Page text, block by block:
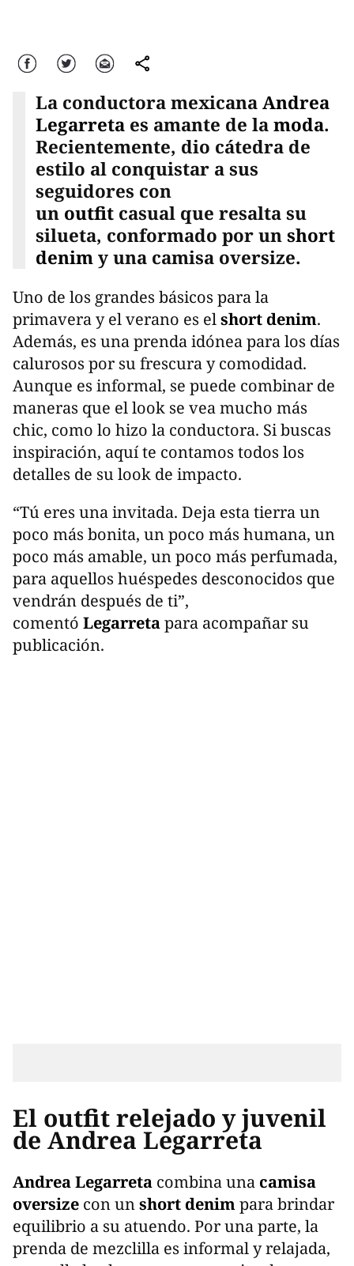
Facebook Twitter Correo comparte
La conductora mexicanaAndrea
Legarreta es amante de lamoda.
Recientemente, dio cátedra de
estilo al conquistar a sus
seguidores con
un outfit casual que resalta su
silueta, conformado por unshort
denimy una camisa oversize.
Uno de los grandes básicos para la
primavera y el verano es elshort denim.
Además, es una prenda idónea para los días
calurosos por su frescura y comodidad.
Aunque es informal, se puede combinar de
maneras que el look se vea mucho más
chic, como lo hizo la conductora. Si buscas
inspiración, aquí te contamos todos los
detalles de su look de impacto.
“Tú eres una invitada. Deja esta tierra un
poco más bonita, un poco más humana, un
poco más amable, un poco más perfumada,
para aquellos huéspedes desconocidos que
vendrán después de ti”,
comentó Legarretapara acompañar su
publicación.
El outfit relejado y juvenil
de Andrea Legarreta
Andrea Legarreta combina una camisa
oversize con unshort denimpara brindar
equilibrio a su atuendo. Por una parte, la
prenda de mezclilla es informal y relajada,